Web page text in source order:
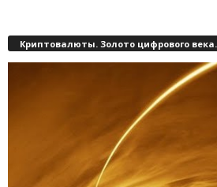
Криптовалюты. Золото цифрового века.